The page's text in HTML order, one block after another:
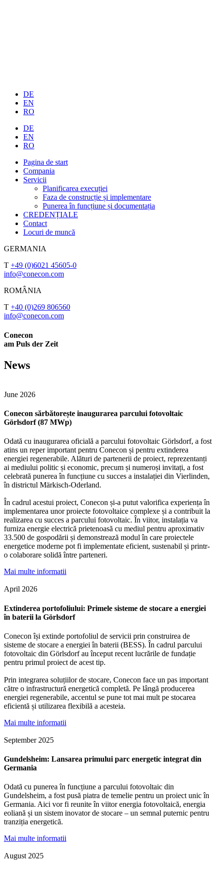
DE
EN
RO
DE
EN
RO
Pagina de start
Compania
Servicii
Planificarea execuției
Faza de construcție și implementare
Punerea în funcțiune și documentația
CREDENȚIALE
Contact
Locuri de muncă
GERMANIA
T +49 (0)6021 45605-0
info@conecon.com
ROMÂNIA
T +40 (0)269 806560
info@conecon.com
Conecon
am Puls der Zeit
News
June 2026
Conecon sărbătorește inaugurarea parcului fotovoltaic
Görlsdorf (87 MWp)
Odată cu inaugurarea oficială a parcului fotovoltaic Görlsdorf, a fost
atins un reper important pentru Conecon și pentru extinderea
energiei regenerabile. Alături de partenerii de proiect, reprezentanți
ai mediului politic și economic, precum și numeroși invitați, a fost
celebrată punerea în funcțiune cu succes a instalației din Vierlinden,
în districtul Märkisch-Oderland.
În cadrul acestui proiect, Conecon și-a putut valorifica experiența în
implementarea unor proiecte fotovoltaice complexe și a contribuit la
realizarea cu succes a parcului fotovoltaic. În viitor, instalația va
furniza energie electrică prietenoasă cu mediul pentru aproximativ
33.500 de gospodării și demonstrează modul în care proiectele
energetice moderne pot fi implementate eficient, sustenabil și printr-
o colaborare solidă între parteneri.
Mai multe informatii
April 2026
Extinderea portofoliului: Primele sisteme de stocare a energiei
în baterii la Görlsdorf
Conecon își extinde portofoliul de servicii prin construirea de
sisteme de stocare a energiei în baterii (BESS). În cadrul parcului
fotovoltaic din Görlsdorf au început recent lucrările de fundație
pentru primul proiect de acest tip.
Prin integrarea soluțiilor de stocare, Conecon face un pas important
către o infrastructură energetică completă. Pe lângă producerea
energiei regenerabile, accentul se pune tot mai mult pe stocarea
eficientă și utilizarea flexibilă a acesteia.
Mai multe informatii
September 2025
Gundelsheim: Lansarea primului parc energetic integrat din
Germania
Odată cu punerea în funcțiune a parcului fotovoltaic din
Gundelsheim, a fost pusă piatra de temelie pentru un proiect unic în
Germania. Aici vor fi reunite în viitor energia fotovoltaică, energia
eoliană și un sistem inovator de stocare – un semnal puternic pentru
tranziția energetică.
Mai multe informatii
August 2025